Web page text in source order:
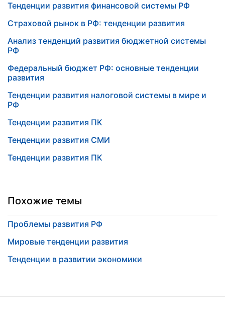
Тенденции развития финансовой системы РФ
Страховой рынок в РФ: тенденции развития
Анализ тенденций развития бюджетной системы
РФ
Федеральный бюджет РФ: основные тенденции
развития
Тенденции развития налоговой системы в мире и
РФ
Тенденции развития ПК
Тенденции развития СМИ
Тенденции развития ПК
Похожие темы
Проблемы развития РФ
Мировые тенденции развития
Тенденции в развитии экономики